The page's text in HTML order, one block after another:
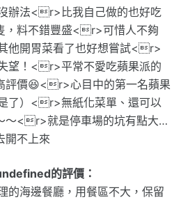
辦法<r>比我自己做的也好吃
料不錯豐盛<r>可惜人不夠
他開胃菜看了也好想嘗試<r>
望！<r>平常不愛吃蘋果派的
價😆<r>心目中的第一名蘋果
了）<r>無紙化菜單、還可以
～<r>就是停車場的坑有點大…
不上來
的評價：
的海邊餐廳，用餐區不大，保留